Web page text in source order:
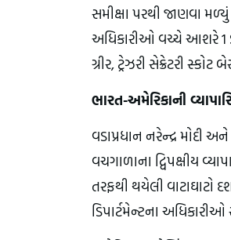
સમીક્ષા પરથી જાણવા
અધિકારીઓ વચ્ચે આશરે 1
ગ્રીર, ટ્રેઝરી સેક્રેટરી
ભારત-અમેરિકાની
વડાપ્રધાન નરેન્દ્ર મોદી
વચગાળાના દ્વિપક્ષીય
તરફથી થયેલી વાટાઘાટો
ડિપાર્ટમેન્ટના